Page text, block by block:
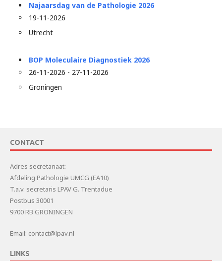
Najaarsdag van de Pathologie 2026
19-11-2026
Utrecht
BOP Moleculaire Diagnostiek 2026
26-11-2026 - 27-11-2026
Groningen
CONTACT
Adres secretariaat:
Afdeling Pathologie UMCG (EA10)
T.a.v. secretaris LPAV G. Trentadue
Postbus 30001
9700 RB GRONINGEN
Email: contact@lpav.nl
LINKS